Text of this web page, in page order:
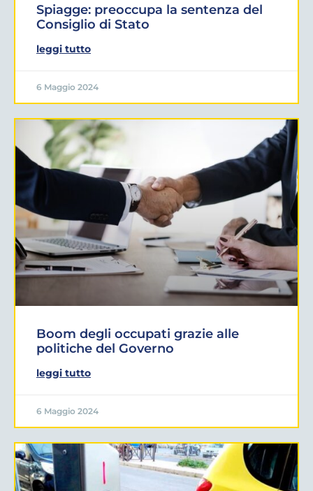
Spiagge: preoccupa la sentenza del
Consiglio di Stato
leggi tutto
6 Maggio 2024
Boom degli occupati grazie alle
politiche del Governo
leggi tutto
6 Maggio 2024